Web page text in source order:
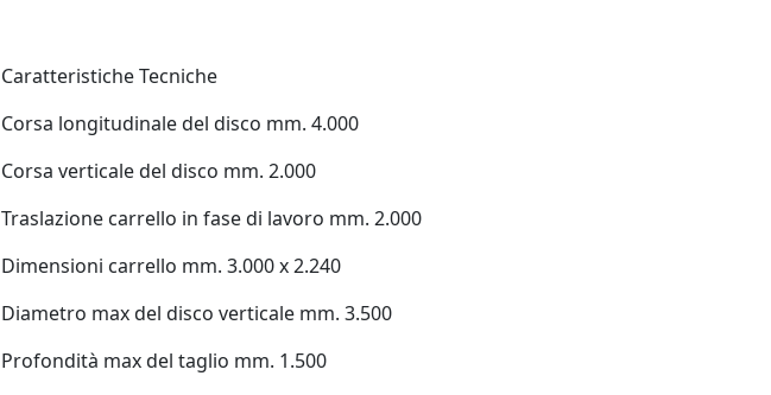
Caratteristiche Tecniche
Corsa longitudinale del disco mm. 4.000
Corsa verticale del disco mm. 2.000
Traslazione carrello in fase di lavoro mm. 2.000
Dimensioni carrello mm. 3.000 x 2.240
Diametro max del disco verticale mm. 3.500
Profondità max del taglio mm. 1.500